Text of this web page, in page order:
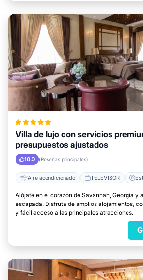
Villa de lujo con servicios
presupuestos ajustados
10.0 (Reseñas principales)
Aire acondicionado TELEVISOR
Alójate en el corazón de Savannah, Georgia y
escapada. Disfruta de amplios alojamientos,
y fácil acceso a las principales atracciones.